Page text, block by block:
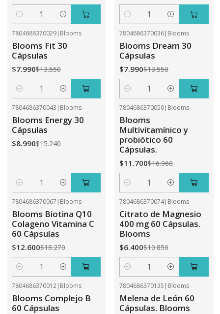
Cantidad Cantidad
7804686370029| Blooms
Blooms Fit 30
Cápsulas
$7.990$13.550
Cantidad
7804686370036| Blooms
Blooms Dream 30
Cápsulas
$7.990$13.550
Cantidad
7804686370043 | Blooms
Blooms Energy 30
Cápsulas
$8.990$15.240
Cantidad
7804686370050| Blooms
Blooms
Multivitamínico y
probiótico 60
Cápsulas.
$11.700$16.960
Cantidad
7804686370067 | Blooms
Blooms Biotina Q10
Colageno Vitamina C
60 Cápsulas
$12.600$18.270
Cantidad
7804686370074| Blooms
Citrato de Magnesio
400 mg 60 Cápsulas.
Blooms
$6.400$10.850
Cantidad
7804686370012| Blooms
Blooms Complejo B
60 Cápsulas
7804686370135 | Blooms
Melena de León 60
Cápsulas. Blooms